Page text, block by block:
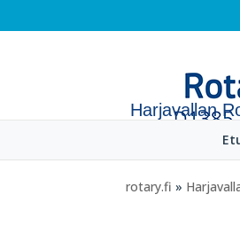
Harjavallan
rotary.fi »